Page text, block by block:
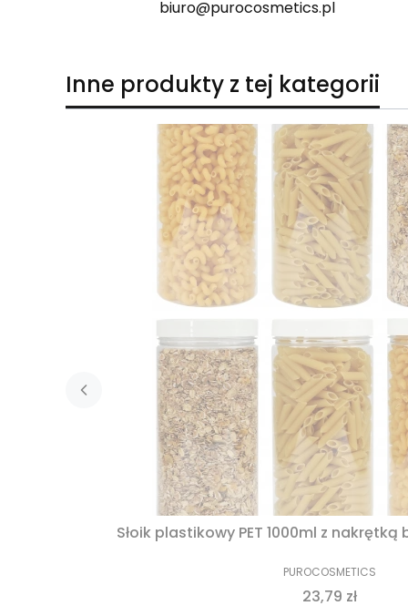
biuro@purocosmetics.pl
Inne produkty z tej kategorii
PUROCOSMETICS
23,79 zł